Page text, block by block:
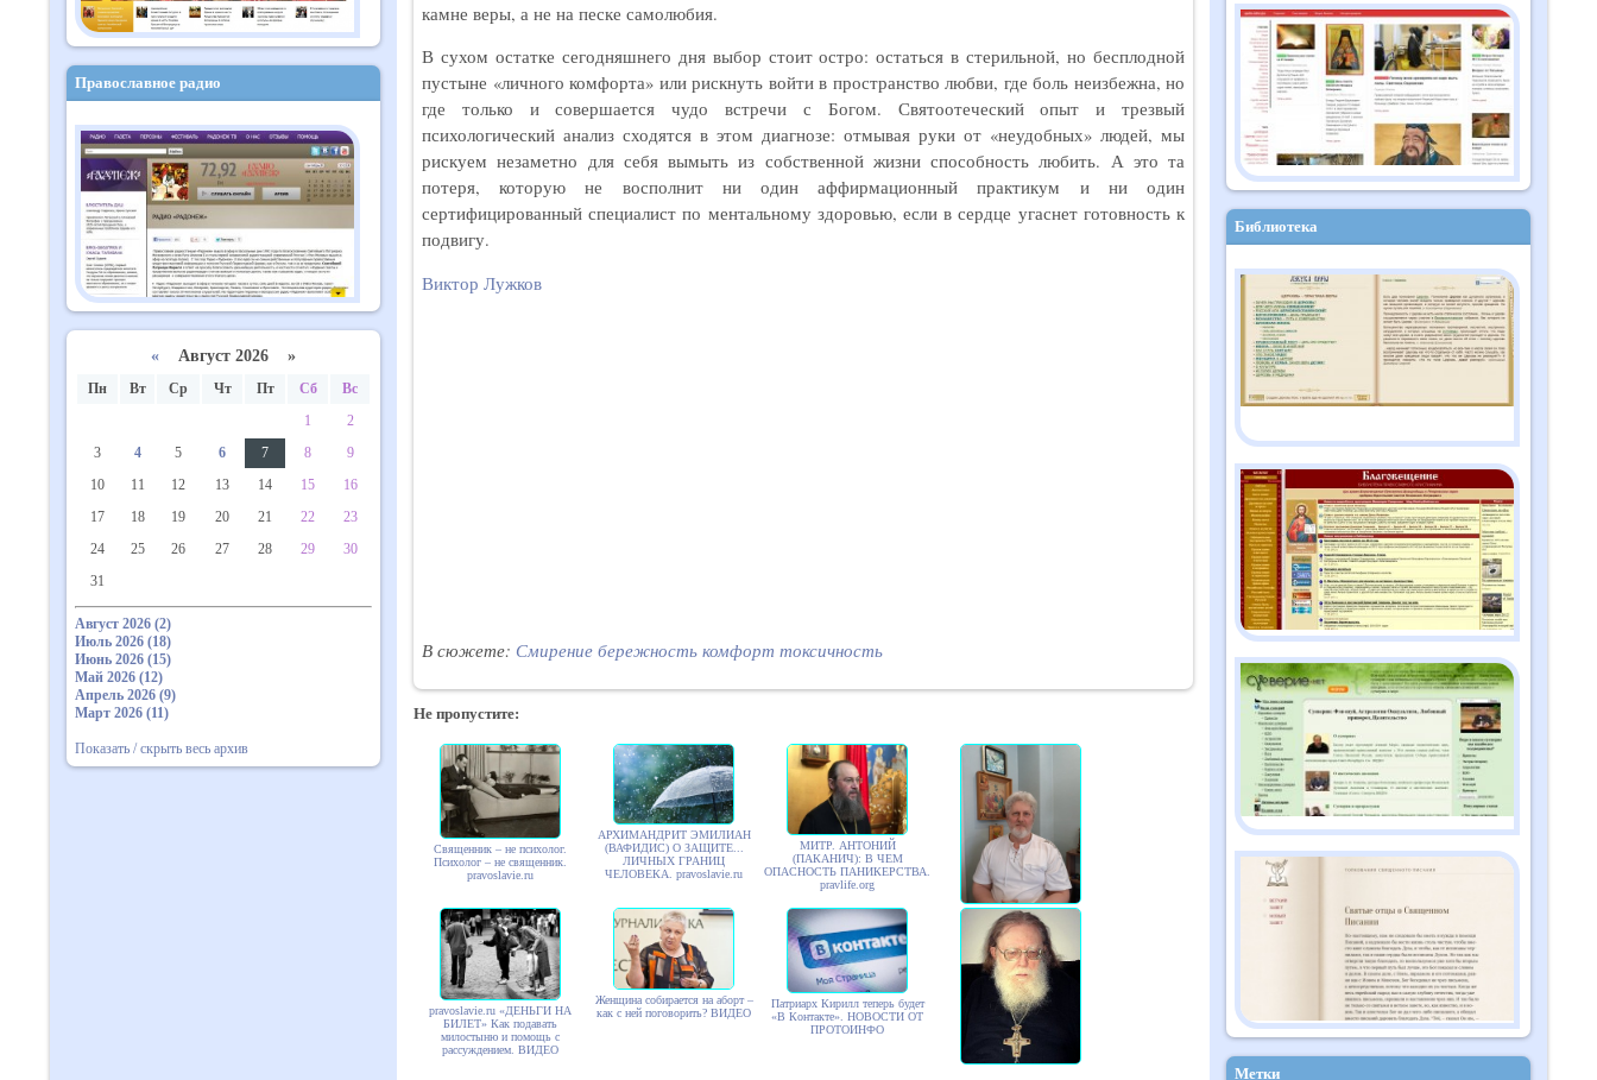
Православное радио
« Август 2026 »
Пн Вт Ср Чт Пт Сб
Вс
1
2
3
4 5 6 7 8
9
10
11 12 13 14 15
16
17
18 19 20 21 22
23
24
25 26 27 28 29
30
31
Август 2026 (2)
Июль 2026 (18)
Июнь 2026 (15)
Май 2026 (12)
Апрель 2026 (9)
Март 2026 (11)
Показать / скрыть весь архив
камне веры, а не на песке самолюбия.
В сухом остатке сегодняшнего дня выбор стоит остро: остаться в стерильной, но бесплодной
пустыне «личного комфорта» или рискнуть войти в пространство любви, где боль неизбежна, но
где только и совершается чудо встречи с Богом. Святоотеческий опыт и трезвый
психологический анализ сходятся в этом диагнозе: отмывая руки от «неудобных» людей, мы
рискуем незаметно для себя вымыть из собственной жизни способность любить. А это та
потеря, которую не восполнит ни один аффирмационный практикум и ни один
сертифицированный специалист по ментальному здоровью, если в сердце угаснет готовность к
подвигу.
Виктор Лужков
В сюжете: Смирение бережность комфорт токсичность
Не пропустите:
Священник – не психолог.
Психолог – не священник.
pravoslavie.ru
АРХИМАНДРИТ ЭМИЛИАН
(ВАФИДИС) О ЗАЩИТЕ...
ЛИЧНЫХ ГРАНИЦ
ЧЕЛОВЕКА. pravoslavie.ru
МИТР. АНТОНИЙ
(ПАКАНИЧ): В ЧЕМ
ОПАСНОСТЬ ПАНИКЕРСТВА.
pravlife.org
Информационный портал
"Русская линия" потерял
доверие сборника "ДУША".
Редакция убрала его баннер со
страниц сайта.
pravoslavie.ru «ДЕНЬГИ НА
БИЛЕТ» Как подавать
милостыню и помощь с
рассуждением. ВИДЕО
Женщина собирается на аборт –
как с ней поговорить? ВИДЕО
Патриарх Кирилл теперь будет
«В Контакте». НОВОСТИ ОТ
ПРОТОИНФО
Православный дайджест
"Душа" №10 (182)
октябрь 2025
Библиотека
Метки